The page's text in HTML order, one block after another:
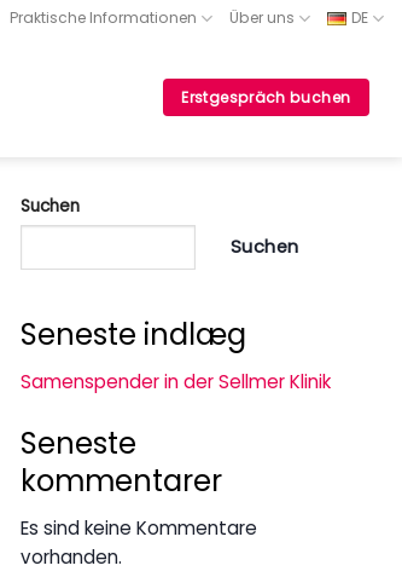
Praktische Informationen Über uns DE
Erstgespräch buchen
Suchen
Suchen
Seneste indlæg
Samenspender in der Sellmer Klinik
Seneste
kommentarer
Es sind keine Kommentare
vorhanden.